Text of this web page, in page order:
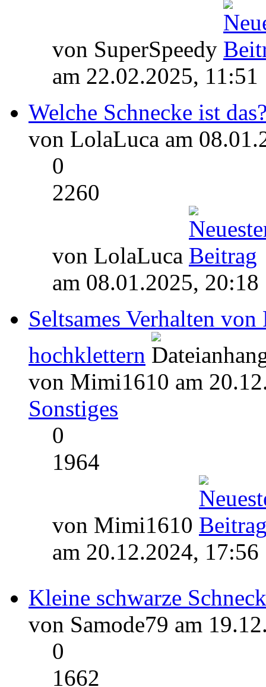
von SuperSpeedy
am 22.02.2025, 11:51
Welche Schnecke ist
von LolaLuca am
0
2260
von LolaLuca
am 08.01.2025, 20:18
Seltsames Verhalten
hochklettern
von Mimi1610 am
Sonstiges
0
1964
von Mimi1610
am 20.12.2024, 17:56
Kleine schwarze
von Samode79 am
0
1662